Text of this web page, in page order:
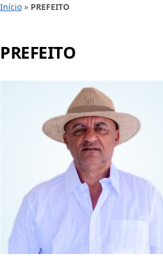
Início » PREFEITO
PREFEITO